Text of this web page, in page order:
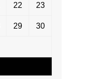
22 23
29 30